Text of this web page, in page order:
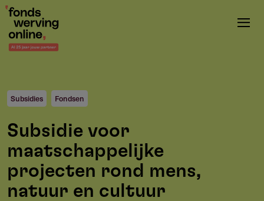
Overslaan
naar
de
gaan
Subsidies Fondsen
Subsidie voor
maatschappelijke
projecten rond mens,
natuur en cultuur